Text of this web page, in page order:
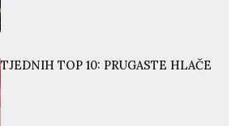
TJEDNIH TOP 10: PRUGASTE HLAČE